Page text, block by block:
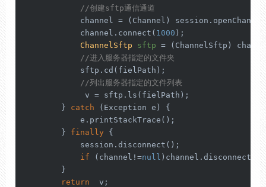
//创建sftp通信通道
channel = (Channel)
            channel.connect(
1000 );
ChannelSftp
sftp = (ChannelSftp)
//进入服务器指定的文件夹
            sftp.cd(fielPath);
//列出服务器指定的文件列表
             v = sftp.ls(fielPath);
        }
catch (Exception e) {
            e.printStackTrace();
        }
finally {
            session.disconnect();
if (channel!=null )channel.disconnect();
        }
return
  v;